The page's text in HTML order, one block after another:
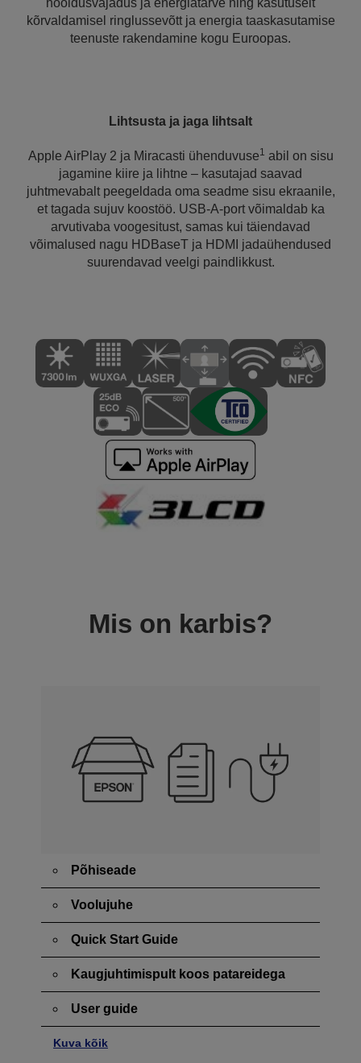
hooldusvajadus ja energiatarve ning kasutuselt
kõrvaldamisel ringlussevõtt ja energia taaskasutamise
teenuste rakendamine kogu Euroopas.
Lihtsusta ja jaga lihtsalt
Apple AirPlay 2 ja Miracasti ühenduvuse1 abil on sisu
jagamine kiire ja lihtne – kasutajad saavad
juhtmevabalt peegeldada oma seadme sisu ekraanile,
et tagada sujuv koostöö. USB-A-port võimaldab ka
arvutivaba voogesitust, samas kui täiendavad
võimalused nagu HDBaseT ja HDMI jadaühendused
suurendavad veelgi paindlikkust.
Mis on karbis?
Põhiseade
Voolujuhe
Quick Start Guide
Kaugjuhtimispult koos patareidega
User guide
Kuva kõik